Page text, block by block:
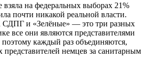
на федеральных выборах 21%
почти никакой реальной власти.
и «Зелёные» — это три разных
все они являются представителями
каждый раз объединяются,
представителей немцев за санитарным